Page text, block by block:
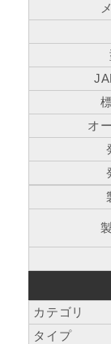
オ
カテゴリ
タイプ